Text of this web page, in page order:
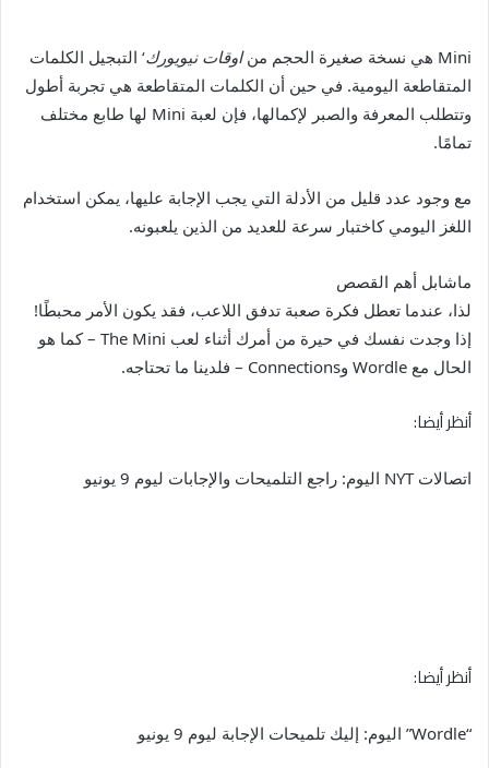
Mini هي نسخة صغيرة الحجم من اوقات نيويورك‘ التبجيل الكلمات
المتقاطعة اليومية. في حين أن الكلمات المتقاطعة هي تجربة أطول
وتتطلب المعرفة والصبر لإكمالها، فإن لعبة Mini لها طابع مختلف
تمامًا.
مع وجود عدد قليل من الأدلة التي يجب الإجابة عليها، يمكن استخدام
اللغز اليومي كاختبار سرعة للعديد من الذين يلعبونه.
ماشابل أهم القصص
لذا، عندما تعطل فكرة صعبة تدفق اللاعب، فقد يكون الأمر محبطًا!
إذا وجدت نفسك في حيرة من أمرك أثناء لعب The Mini – كما هو
الحال مع Wordle وConnections – فلدينا ما تحتاجه.
أنظر أيضا:
اتصالات NYT اليوم: راجع التلميحات والإجابات ليوم 9 يونيو
أنظر أيضا:
“Wordle” اليوم: إليك تلميحات الإجابة ليوم 9 يونيو